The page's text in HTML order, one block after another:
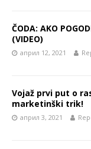
ČODA: AKO
(VIDEO)
април 12, 2021
Vojaž prvi put o
marketinški trik!
април 3, 2021